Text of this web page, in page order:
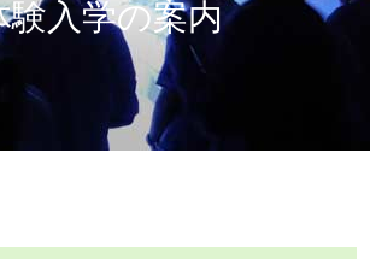
験入学の案内